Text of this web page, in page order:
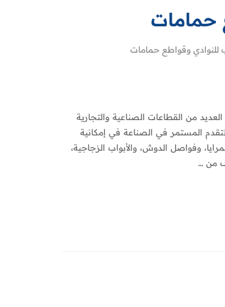
حمامات
للنوادي وقواطع حمامات
من القطاعات الصناعية والتجارية
المستمر في الصناعة في إمكانية
وفواصل الدوش، والأبواب الزجاجية،
من …